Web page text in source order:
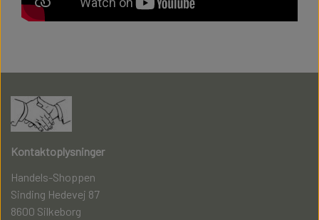
Kontaktoplysninger
Handels-Shoppen
Sinding Hedevej 87
8600 Silkeborg